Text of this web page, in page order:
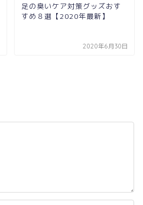
足の臭いケア対策グッズおす
すめ８選【2020年最新】
2020年6月30日